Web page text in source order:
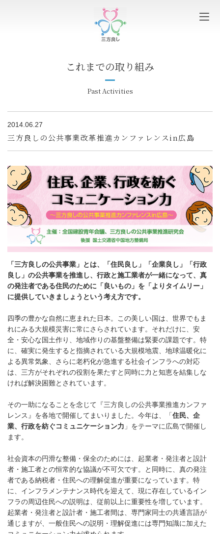
これまでの取り組み
Past Activities
2014.06.27
三方良しの公共事業改革推進カンファレンスin広島
「三方良しの公共事業」とは、「住民良し」「企業良し」「行政
良し」の公共事業を推進し、行政と施工業者が一緒になって、真
の発注者である住民のために「良いもの」を「よりタイムリー」
に提供していきましょうという考え方です。
四季の豊かな自然に恵まれた日本。この美しい国は、世界でもま
れにみる大規模災害に常にさらされています。それだけに、安
全・安心な国土作り、地域作りの基盤整備は緊要の課題です。特
に、確実に発生すると指摘されている大規模地震、地球温暖化に
よる異常気象、さらに老朽化が急進する社会インフラへの対応
は、三方がそれぞれの役割を果たすと同時に力と知恵を結集しな
ければ解決困難とされています。
その一助になることを念じて『三方良しの公共事業推進カンファ
レンス』を各地で開催してまいりました。今年は、「住民、企
業、行政を紡ぐコミュニケーション力 」をテーマに広島で開催し
ます。
社会資本の円滑な整備・保全のためには、起業者・発注者と設計
者・施工者との恒常的な協議が不可欠です。と同時に、真の発注
者である納税者・住民への理解促進が重要になっています。特
に、インフラメンテナンス時代を迎えて、現に存在しているイン
フラの周辺住民への説明は、従前以上に重要性を増しています。
起業者・発注者と設計者・施工者間は、専門家同士の共通言語が
通じますが、一般住民への説明・理解促進には専門知識に加えた